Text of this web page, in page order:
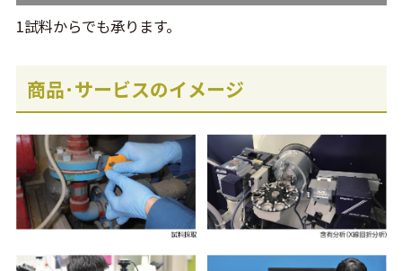
1試料からでも承ります。
商品･サービスのイメージ